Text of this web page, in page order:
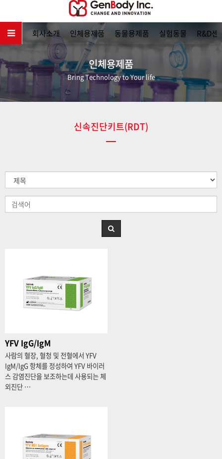
메인
회사소개 인체용제품 동물용제품 실험동물 R&D센
인체용제품
Bring Technology to Your life
신속진단키트(RDT)
YFV IgG/IgM
사람의 혈장, 혈청 및 전혈에서 YFV
IgM/IgG 항체를 정성하여 YFV 바이러
스 감염진단을 보조하는데 사용되는 체
외진단 …